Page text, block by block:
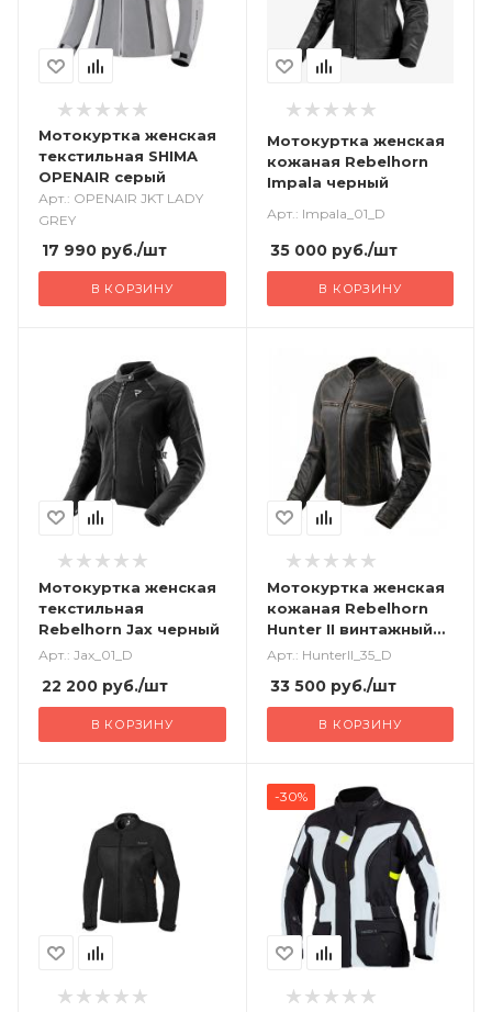
Мотокуртка женская
текстильная SHIMA
OPENAIR серый
Арт.: OPENAIR JKT LADY
GREY
17 990 руб./шт
В КОРЗИНУ
Мотокуртка женская
кожаная Rebelhorn
Impala черный
Арт.: Impala_01_D
35 000руб./шт
В КОРЗИНУ
Мотокуртка женская
текстильная
Rebelhorn Jax черный
Арт.: Jax_01_D
22 200 руб./шт
В КОРЗИНУ
Мотокуртка женская
кожаная Rebelhorn
Hunter II винтажный
коричневый
Арт.: HunterII_35_D
33 500руб./шт
В КОРЗИНУ
-30%